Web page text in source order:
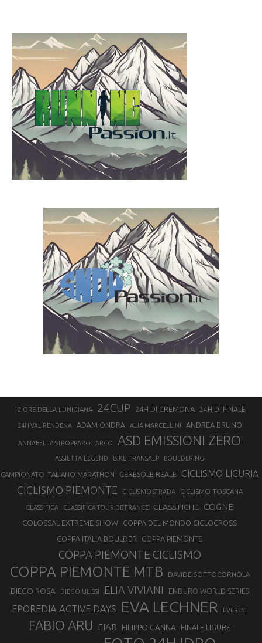
12 ORE DELLA LUNIGIANA 24CUP 24H DI CREMONA 24H DI FINALE
24H VAL RENDENA ADAM ONDRA ALIA MARCELLINI ANDREA BRUNO
ANNABELLA STROPPARO ARCO ASD EMISSIONI ZERO
ASSIETTA LEGEND BIKE TRANSALP BOULDERING
CAMPIONATO ITALIANO MARATHON CERESOLE REALE CICLISMO LIGURIA
CICLISMO PIEMONTE CICLISMO STRADA CICLISMO TOSCANA
CLASSIFICA CLASSIFICA TOUR DE FRANCE CLASSIFICHE COGNE
COLOSSAL EXTREME SHOW
COPPA DEL MONDO CICLOCROSS
COPPA ITALIA BOULDER
COPPA PIEMONTE
COPPA PIEMONTE CICLISMO
COPPA PIEMONTE MTB DAVIDE SOTTOCORNOLA
DIEGO ROSA DIEGO ULISSI ELIA VIVIANI ENDURO WORLD SERIES
EPOREDIA ACTIVE DAYS EVA LECHNER EVEREST
FABIO ARU FIAB FILIPPO GANNA FINALE LIGURE